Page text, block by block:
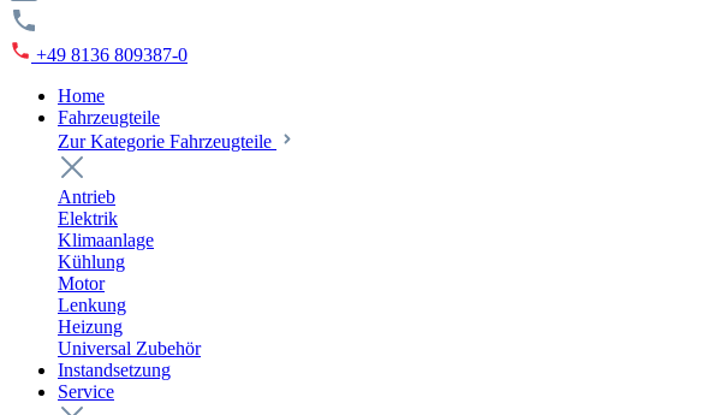
+49 8136 809387-0
Home
Fahrzeugteile
Zur Kategorie Fahrzeugteile
Antrieb
Elektrik
Klimaanlage
Kühlung
Motor
Lenkung
Heizung
Universal Zubehör
Instandsetzung
Service